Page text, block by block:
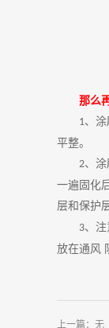
那么
1、
平整。
2、
一遍固化
层和保护
3、
放在通风
上一篇：无